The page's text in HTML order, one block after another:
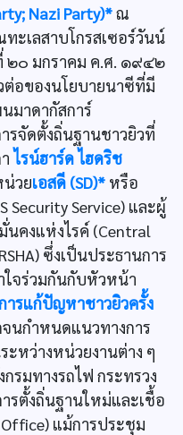
Nazi Party)*ณ
ะเลสาบโกรสเซอร์วันน์
๒๐ มกราคม ค.ศ. ๑๙๔๒
ต่อของนโยบายนาซีที่มี
มาดากัสการ์
รจัดตั้งถิ่นฐานชาวยิวที่
ไรน์ฮาร์ด ไฮดริช
วยเอสดี (SD)* หรือ
Security Service) และผู้
นคงแห่งไรค์ (Central
ซึ่งเป็นประธานการ
ใจร่วมกันกับหัวหน้า
ารแก้ปัญหาชาวยิวครั้ง
นกำหนดแนวทางการ
ะหว่างหน่วยงานต่าง ๆ
รมทางรถไฟ กระทรวง
รตั้งถิ่นฐานใหม่และเชื้อ
แม้การประชุม